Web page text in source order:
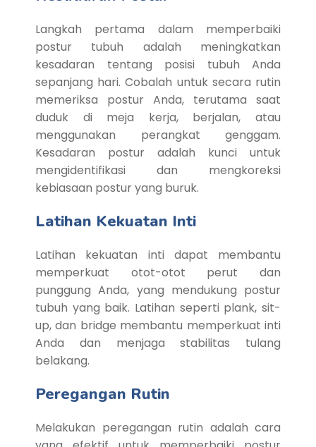
Langkah pertama dalam memperbaiki
postur tubuh adalah meningkatkan
kesadaran tentang posisi tubuh Anda
sepanjang hari. Cobalah untuk secara rutin
memeriksa postur Anda, terutama saat
duduk di meja kerja, berjalan, atau
menggunakan perangkat genggam.
Kesadaran postur adalah kunci untuk
mengidentifikasi dan mengkoreksi
kebiasaan postur yang buruk.
Latihan Kekuatan Inti
Latihan kekuatan inti dapat membantu
memperkuat otot-otot perut dan
punggung Anda, yang mendukung postur
tubuh yang baik. Latihan seperti plank, sit-
up, dan bridge membantu memperkuat inti
Anda dan menjaga stabilitas tulang
belakang.
Peregangan Rutin
Melakukan peregangan rutin adalah cara